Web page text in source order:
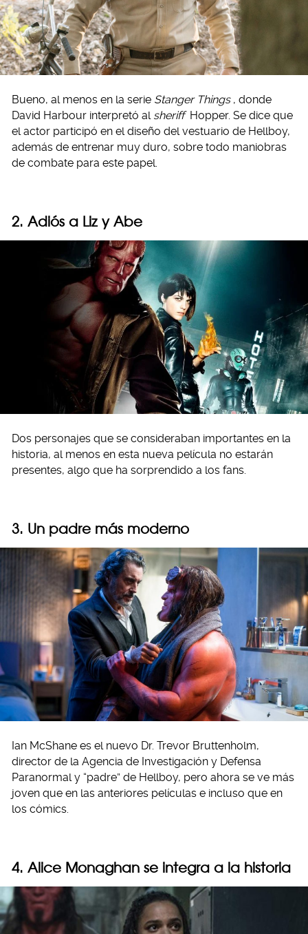
Bueno, al menos en la serie Stanger Things , donde
David Harbour interpretó al sheriffHopper. Se dice que
el actor participó en el diseño del vestuario de Hellboy,
además de entrenar muy duro, sobre todo maniobras
de combate para este papel.
2. Adiós a Liz y Abe
Dos personajes que se consideraban importantes en la
historia, al menos en esta nueva película no estarán
presentes, algo que ha sorprendido a los fans.
3. Un padre más moderno
Ian McShane es el nuevo Dr. Trevor Bruttenholm,
director de la Agencia de Investigación y Defensa
Paranormal y “padre” de Hellboy, pero ahora se ve más
joven que en las anteriores películas e incluso que en
los cómics.
4. Alice Monaghan se integra a la historia